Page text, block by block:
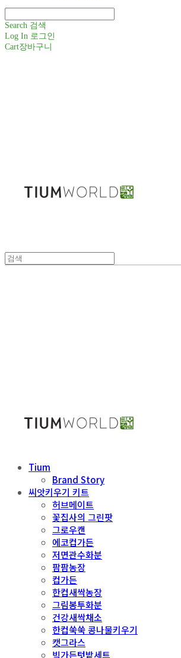
Search 검색
Log In 로그인
Cart장바구니
Tium
Brand Story
씨앗키우기 키트
허브메이트
꽃집사의 그린팟
그로우캔
에코컵가든
저면관수화분
팜팜농장
컵가든
한컵새싹농장
그림봉투화분
건강새싹채소
한컵쑥쑥 콩나물키우기
캣그라스
빅가든텃밭세트